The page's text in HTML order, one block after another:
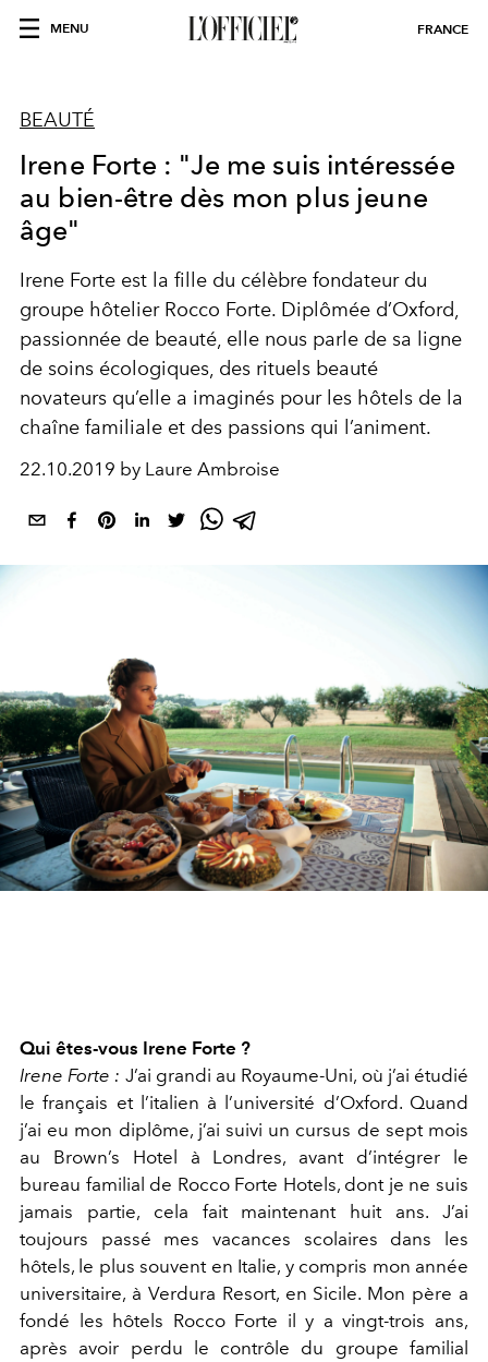
MENU FRANCE
BEAUTÉ
Irene Forte : "Je me suis intéressée
au bien-être dès mon plus jeune
âge"
Irene Forte est la fille du célèbre fondateur du
groupe hôtelier Rocco Forte. Diplômée d’Oxford,
passionnée de beauté, elle nous parle de sa ligne
de soins écologiques, des rituels beauté
novateurs qu’elle a imaginés pour les hôtels de la
chaîne familiale et des passions qui l’animent.
22.10.2019 by Laure Ambroise
Qui êtes-vous Irene Forte ?
Irene Forte : J’ai grandi au Royaume-Uni, où j’ai étudié
le français et l’italien à l’université d’Oxford. Quand
j’ai eu mon diplôme, j’ai suivi un cursus de sept mois
au Brown’s Hotel à Londres, avant d’intégrer le
bureau familial de Rocco Forte Hotels, dont je ne suis
jamais partie, cela fait maintenant huit ans. J’ai
toujours passé mes vacances scolaires dans les
hôtels, le plus souvent en Italie, y compris mon année
universitaire, à Verdura Resort, en Sicile. Mon père a
fondé les hôtels Rocco Forte il y a vingt-trois ans,
après avoir perdu le contrôle du groupe familial